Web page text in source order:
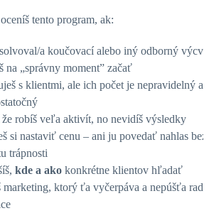
tento program, ak:
a koučovací alebo iný odborný
na „správny moment” začať
s klientmi, ale ich počet je nepravidelný a
že robíš veľa aktivít, no nevidíš výsledky
si nastaviť cenu – ani ju povedať nahlas bez
trápnosti
kde a ako konkrétne klientov hľadať
marketing, ktorý ťa vyčerpáva a nepúšťa